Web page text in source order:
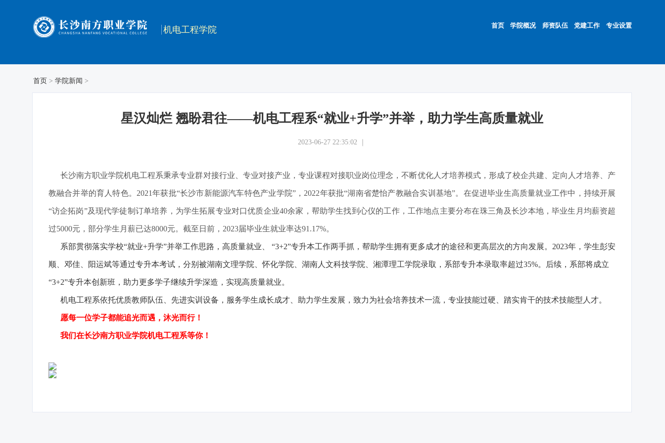
机电工程学院 专业设置
党建工作
师资队伍
学院概况
首页
首页 >学院新闻 >
星汉灿烂 翘盼君往——机电工程系“就业+升学”并举，助力学生高质量就业
2023-06-27 22:35:02 ｜
长沙南方职业学院机电工程系秉承专业群对接行业、专业对接产业，专业课程对接职业岗位理念，不断优化人才培养模式，形成了校企共建、定向人才培养、产
教融合并举的育人特色。2021年获批“长沙市新能源汽车特色产业学院”，2022年获批“湖南省楚怡产教融合实训基地”。在促进毕业生高质量就业工作中，持续开展
“访企拓岗”及现代学徒制订单培养，为学生拓展专业对口优质企业40余家，帮助学生找到心仪的工作，工作地点主要分布在珠三角及长沙本地，毕业生月均薪资超
过5000元，部分学生月薪已达8000元。截至日前，2023届毕业生就业率达91.17%。
系部贯彻落实学校“就业+升学”并举工作思路，高质量就业、 “3+2”专升本工作两手抓，帮助学生拥有更多成才的途径和更高层次的方向发展。2023年，学生彭安
顺、邓佳、阳运斌等通过专升本考试，分别被湖南文理学院、怀化学院、湖南人文科技学院、湘潭理工学院录取，系部专升本录取率超过35%。后续，系部将成立
“3+2”专升本创新班，助力更多学子继续升学深造，实现高质量就业。
机电工程系依托优质教师队伍、先进实训设备，服务学生成长成才、助力学生发展，致力为社会培养技术一流，专业技能过硬、踏实肯干的技术技能型人才。
愿每一位学子都能追光而遇，沐光而行！
我们在长沙南方职业学院机电工程系等你！